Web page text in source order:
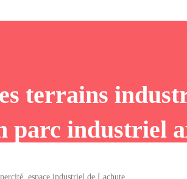
terrains
parc industriel